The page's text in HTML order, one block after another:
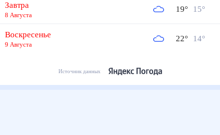
Завтра
8 Августа
19° 15°
Воскресенье
9 Августа
22° 14°
Источник данных